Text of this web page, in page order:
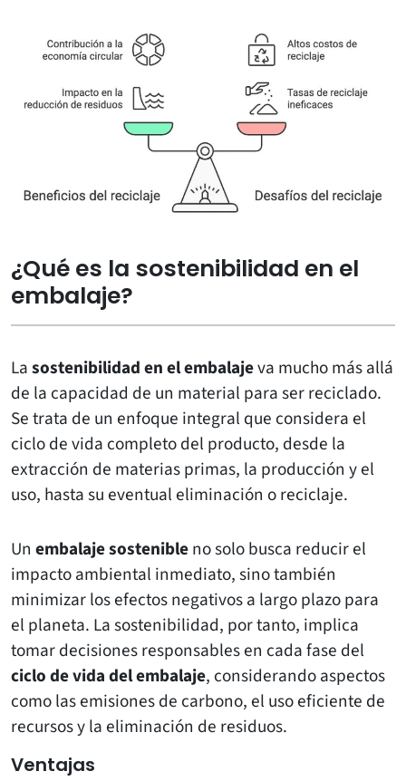
¿Qué es la sostenibilidad en el
embalaje?
Lasostenibilidad en el embalajeva mucho más allá
de la capacidad de un material para ser reciclado.
Se trata de un enfoque integral que considera el
ciclo de vida completo del producto, desde la
extracción de materias primas, la producción y el
uso, hasta su eventual eliminación o reciclaje.
Un embalaje sostenibleno solo busca reducir el
impacto ambiental inmediato, sino también
minimizar los efectos negativos a largo plazo para
el planeta. La sostenibilidad, por tanto, implica
tomar decisiones responsables en cada fase del
ciclo de vida del embalaje, considerando aspectos
como las emisiones de carbono, el uso eficiente de
recursos y la eliminación de residuos.
Ventajas